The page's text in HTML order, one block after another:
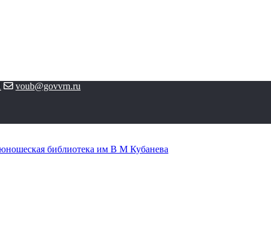
voub@govvrn.ru